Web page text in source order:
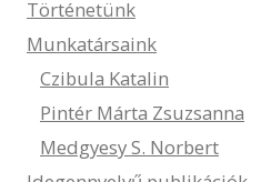
Történetünk
Munkatársaink
Czibula Katalin
Pintér Márta Zsuzsanna
Medgyesy S. Norbert